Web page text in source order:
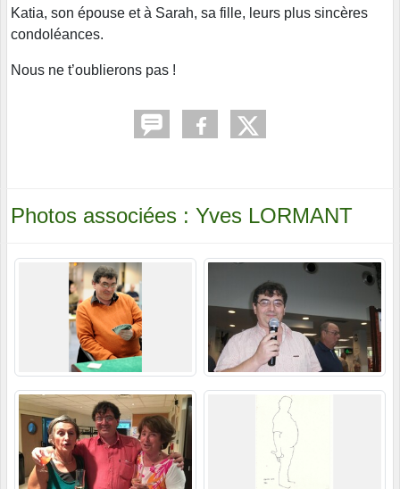
Katia, son épouse et à Sarah, sa fille, leurs plus sincères
condoléances.
Nous ne t’oublierons pas !
Photos associées : Yves LORMANT